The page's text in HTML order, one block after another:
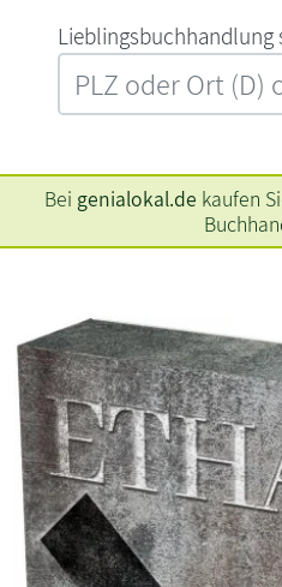
L‍i‍e‍b‍l‍i‍n‍g‍s‍b‍u‍c‍h‍h‍a‍n‍d‍l‍u‍n‍g‍
Bei genialokal.de kaufen